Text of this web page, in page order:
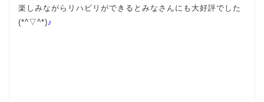
楽しみながらリハビリができるとみなさんにも大好評でした
(*^▽^*)♪